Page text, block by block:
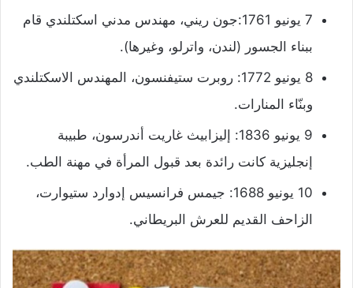
7 يونيو 1761:جون ريني، مهندس مدني اسكتلندي قام
ببناء الجسور (لندن، واترلو، وغيرها).
8 يونيو 1772: روبرت ستيفنسون، المهندس الاسكتلندي
وبنّاء المنارات.
9 يونيو 1836: إليزابيث غاريت أندرسون، طبيبة
إنجليزية كانت رائدة بعد قبول المرأة في مهنة الطب.
10 يونيو 1688: جيمس فرانسيس إدوارد ستيوارت،
الزاحف القديم للعرش البريطاني.